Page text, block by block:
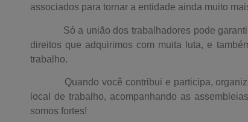
associados para tornar a entidade ainda muito
Só a união dos trabalhadores pode garantir
direitos que adquirimos com muita luta, e
trabalho.
Quando você contribui e participa,
local de trabalho, acompanhando as
somos fortes!